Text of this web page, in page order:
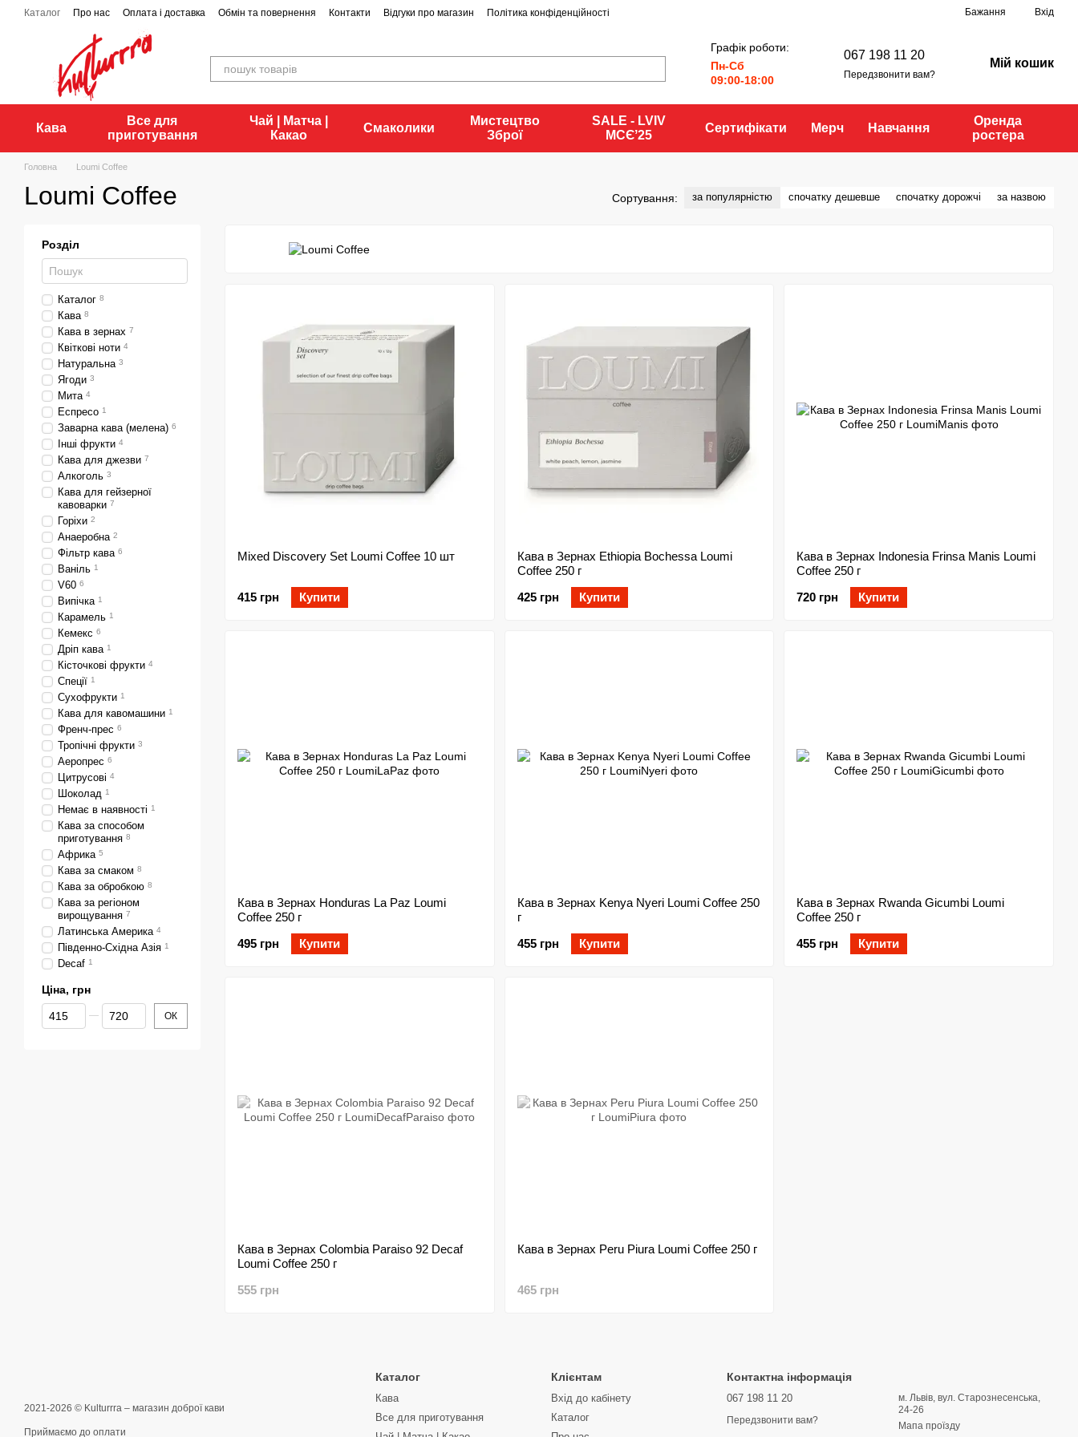
Перейти до основного контенту
Каталог Про нас Оплата і доставка Обмін та повернення Контакти Відгуки про магазин Політика конфіденційності Бажання Вхід
Графік роботи:
Пн-Сб
09:00-18:00
067 198 11 20
Передзвонити вам?
Мій кошик
Кава
Все для
приготування
Чай | Матча |
Какао
Смаколики
Мистецтво
Зброї
SALE - LVIV
MCЄʼ25
Сертифікати Мерч Навчання
Оренда
ростера
Головна Loumi Coffee
Loumi Coffee Сортування: за популярністю спочатку дешевше спочатку дорожчі за назвою
Mixed Discovery Set Loumi Coffee 10 шт
415 грн Купити
Кава в Зернах Ethiopia Bochessa Loumi
Coffee 250 г
425 грн
Купити
Кава в Зернах Indonesia Frinsa Manis Loumi
Coffee 250 г
720 грн
Купити
Кава в Зернах Honduras La Paz Loumi
Coffee 250 г
495 грн
Купити
Кава в Зернах Kenya Nyeri Loumi Coffee 250
г
455 грн
Купити
Кава в Зернах Rwanda Gicumbi Loumi
Coffee 250 г
455 грн
Купити
Кава в Зернах Colombia Paraiso 92 Decaf
Loumi Coffee 250 г
555 грн
Кава в Зернах Peru Piura Loumi Coffee 250 г
465 грн
Розділ
Каталог 8
Кава 8
Кава в зернах 7
Квіткові ноти 4
Натуральна 3
Ягоди 3
Мита 4
Еспресо 1
Заварна кава (мелена) 6
Інші фрукти 4
Кава для джезви 7
Алкоголь 3
Кава для гейзерної
кавоварки 7
Горіхи 2
Анаеробна 2
Фільтр кава 6
Ваніль 1
V60 6
Випічка 1
Карамель 1
Кемекс 6
Дріп кава 1
Кісточкові фрукти 4
Спеції 1
Сухофрукти 1
Кава для кавомашини 1
Френч-прес 6
Тропічні фрукти 3
Аеропрес 6
Цитрусові 4
Шоколад 1
Немає в наявності 1
Кава за способом
приготування 8
Африка 5
Кава за смаком 8
Кава за обробкою 8
Кава за регіоном
вирощування 7
Латинська Америка 4
Південно-Східна Азія 1
Decaf 1
Ціна, грн
Від Ціна, грн
До Ціна, грн ОК
2021-2026 © Kulturrra – магазин доброї кави
Приймаємо до оплати
Каталог
Кава
Все для приготування
Клієнтам
Вхід до кабінету
Каталог
Контактна інформація
067 198 11 20
Передзвонити вам?
м. Львів, вул. Старознесенська,
24-26
Мапа проїзду